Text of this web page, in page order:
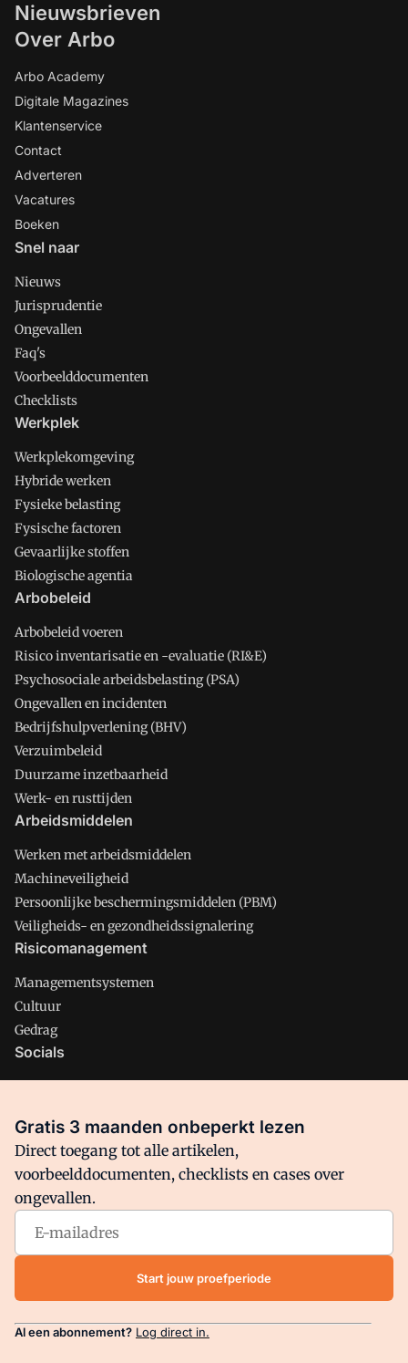
Nieuwsbrieven
Over Arbo
Arbo Academy
Digitale Magazines
Klantenservice
Contact
Adverteren
Vacatures
Boeken
Snel naar
Nieuws
Jurisprudentie
Ongevallen
Faq's
Voorbeelddocumenten
Checklists
Werkplek
Werkplekomgeving
Hybride werken
Fysieke belasting
Fysische factoren
Gevaarlijke stoffen
Biologische agentia
Arbobeleid
Arbobeleid voeren
Risico inventarisatie en -evaluatie (RI&E)
Psychosociale arbeidsbelasting (PSA)
Ongevallen en incidenten
Bedrijfshulpverlening (BHV)
Verzuimbeleid
Duurzame inzetbaarheid
Werk- en rusttijden
Arbeidsmiddelen
Werken met arbeidsmiddelen
Machineveiligheid
Persoonlijke beschermingsmiddelen (PBM)
Veiligheids- en gezondheidssignalering
Risicomanagement
Managementsystemen
Cultuur
Gedrag
Socials
Facebook
Arbo is onderdeel van VMN media. Lees inons manifestwaar
VMN media voor staat. Op gebruik van deze site zijn de
volgende regelingen van toepassing:Algemene Voorwaarden
Privacy en Cookie beleid|Privacy instellingen
Gratis 3 maanden onbeperkt lezen
Direct toegang tot alle artikelen,
voorbeelddocumenten, checklists en cases over
ongevallen.
Start jouw proefperiode
Al een abonnement? Log direct in.